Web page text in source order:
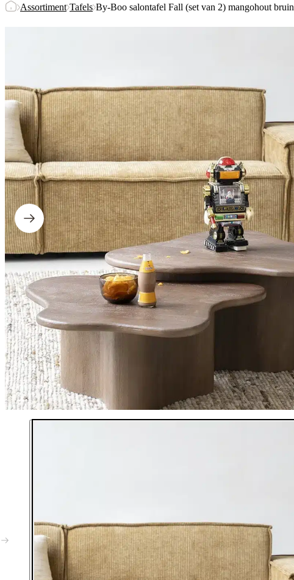
Assortiment Tafels By-Boo salontafel Fall (set van 2) mangohout bruin